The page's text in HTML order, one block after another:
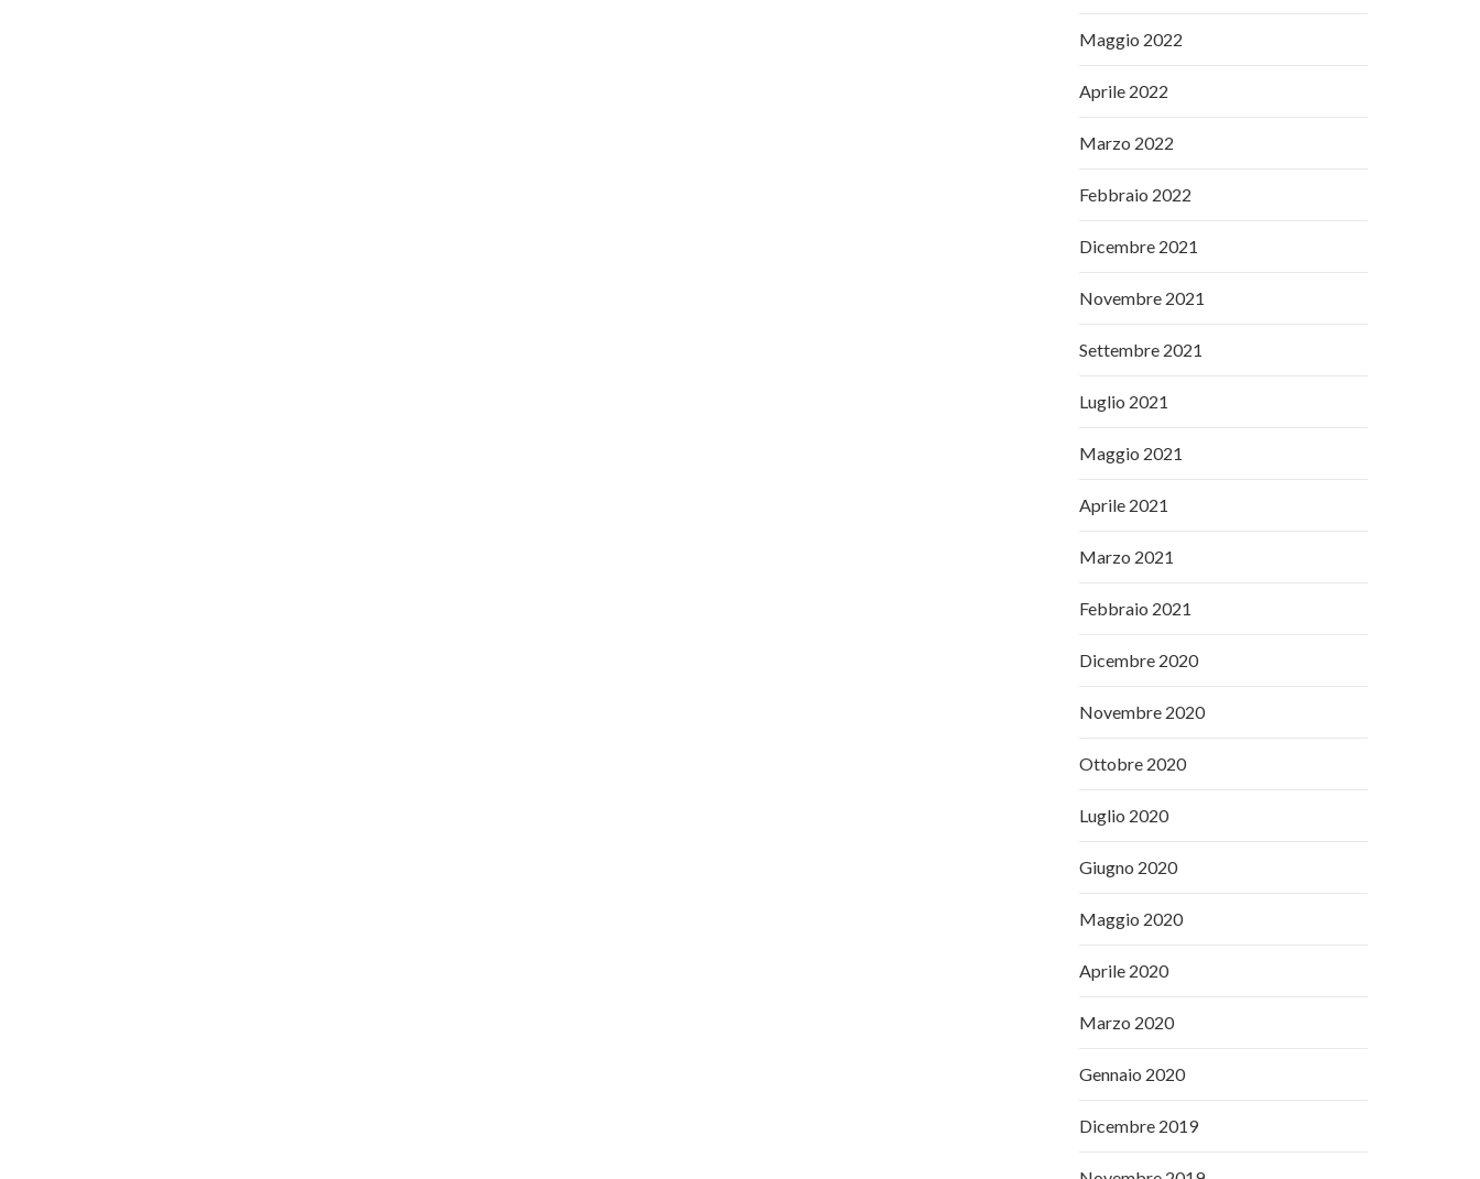
Maggio 2022
Aprile 2022
Marzo 2022
Febbraio 2022
Dicembre 2021
Novembre 2021
Settembre 2021
Luglio 2021
Maggio 2021
Aprile 2021
Marzo 2021
Febbraio 2021
Dicembre 2020
Novembre 2020
Ottobre 2020
Luglio 2020
Giugno 2020
Maggio 2020
Aprile 2020
Marzo 2020
Gennaio 2020
Dicembre 2019